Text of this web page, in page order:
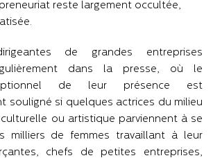
reste largement occultée,
de grandes entreprises
dans la presse, où le
de leur présence est
souligné si quelques actrices du milieu
ou artistique parviennent à se
milliers de femmes travaillant à leur
chefs de petites entreprises,